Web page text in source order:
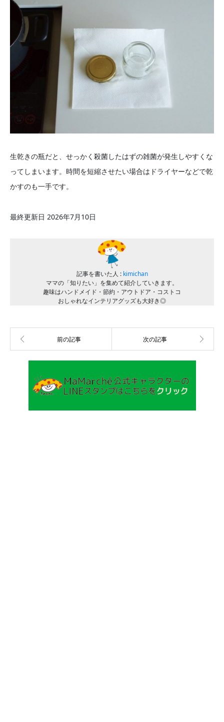
生乾きの瓶だと、せっかく殺菌したはずの雑菌が発生しやすくな
ってしまいます。時間を短縮させたい場合はドライヤーなどで乾
かすのも一手です。
最終更新日 2026年7月10日
記事を書いた人 : kimichan
ママの「知りたい」を集めて紹介していきます。
趣味はハンドメイド・節約・アウトドア・コストコ
おしゃれなインテリアグッズも大好き◎